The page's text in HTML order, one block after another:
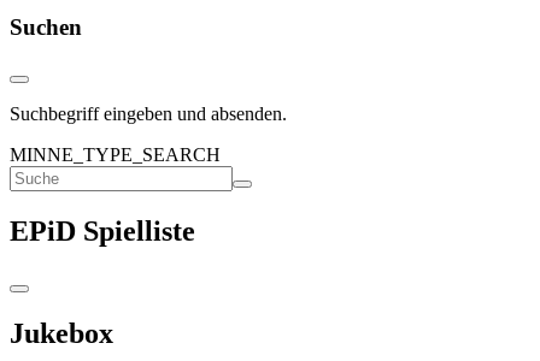
Suchen
Suchbegriff eingeben und absenden.
MINNE_TYPE_SEARCH
EPiD Spielliste
Jukebox